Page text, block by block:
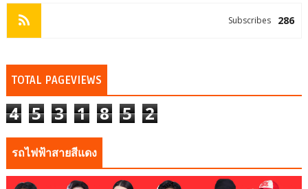
286
Subscribes
TOTAL PAGEVIEWS
4 5 3 1 8 5 2
รถไฟฟ้าสายสีแดง